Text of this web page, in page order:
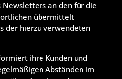
Newsletters an den für die
übermittelt
der hierzu verwendeten
ihre Kunden und
Abständen im